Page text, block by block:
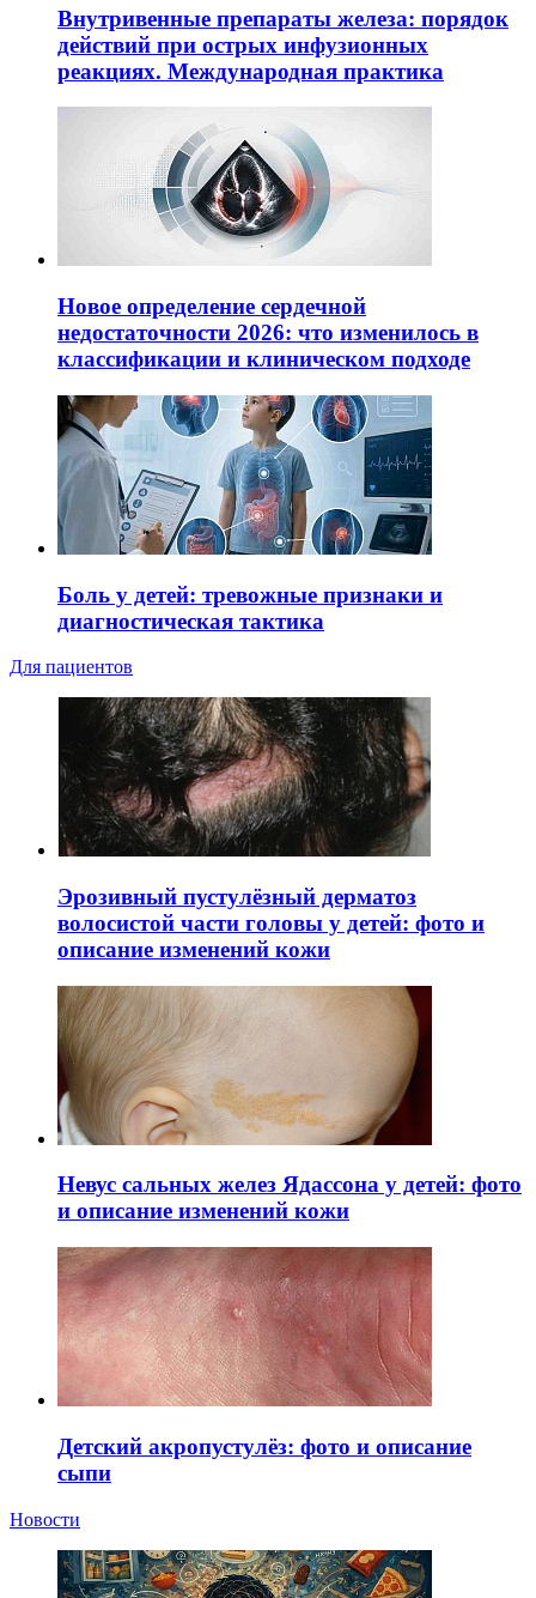
Внутривенные препараты железа: порядок
действий при острых инфузионных
реакциях. Международная практика
Новое определение сердечной
недостаточности 2026: что изменилось в
классификации и клиническом подходе
Боль у детей: тревожные признаки и
диагностическая тактика
Для пациентов
Эрозивный пустулёзный дерматоз
волосистой части головы у детей: фото и
описание изменений кожи
Невус сальных желез Ядассона у детей: фото
и описание изменений кожи
Детский акропустулёз: фото и описание
сыпи
Новости